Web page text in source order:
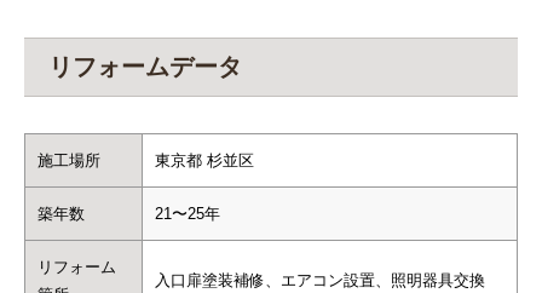
リフォームデータ
施工場所 東京都 杉並区
築年数 21〜25年
リフォーム
入口扉塗装補修、エアコン設置、照明器具交換